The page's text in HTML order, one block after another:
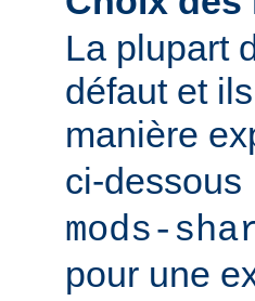
La plupart
défaut et
manière
ci-dessous
mods-
pour une